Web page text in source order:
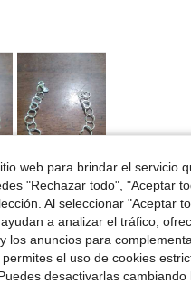
Útil (3)
web para brindar el servicio
"Rechazar todo", "Aceptar
Al seleccionar "Aceptar
a analizar el tráfico,
los anuncios para
el uso de cookies
desactivarlas cambiando